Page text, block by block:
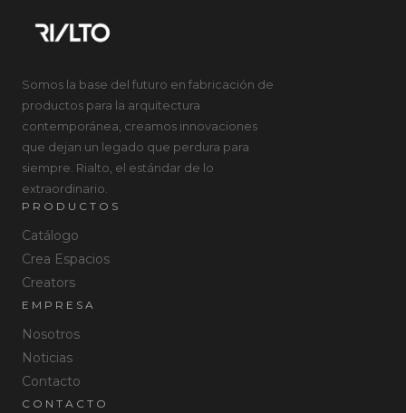
Somos la base del futuro en fabricación de
productos para la arquitectura
contemporánea, creamos innovaciones
que dejan un legado que perdura para
siempre. Rialto, el estándar de lo
extraordinario.
PRODUCTOS
Catálogo
Crea Espacios
Creators
EMPRESA
Nosotros
Noticias
Contacto
CONTACTO